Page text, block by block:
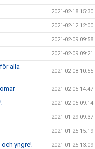
2021-02-18 15:30
2021-02-12 12:00
2021-02-09 09:58
2021-02-09 09:21
alla
2021-02-08 10:55
2021-02-05 14:47
2021-02-05 09:14
2021-01-29 09:37
2021-01-25 15:19
yngre! 2021-01-25 13:09